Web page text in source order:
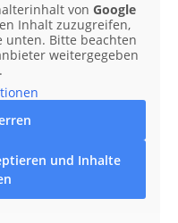
von Google
Inhalt zuzugreifen,
unten. Bitte beachten
weitergegeben
und Inhalte